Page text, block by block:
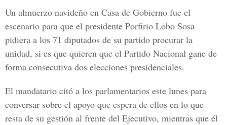
Un almuerzo navideño en Casa de Gobierno fue el
escenario para que el presidente Porfirio Lobo Sosa
pidiera a los 71 diputados de su partido procurar la
unidad, si es que quieren que el Partido Nacional gane de
forma consecutiva dos elecciones presidenciales.
El mandatario citó a los parlamentarios este lunes para
conversar sobre el apoyo que espera de ellos en lo que
resta de su gestión al frente del Ejecutivo, mientras que él